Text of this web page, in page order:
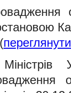
переглянути